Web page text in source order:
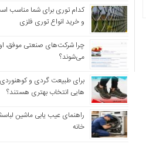
کدام توری برای شما مناسب
و خرید انواع توری فلزی
چرا شرکت‌های صنعتی موفق،
می‌شوند؟
برای طبیعت گردی و
هایی انتخاب بهتری هستند؟
راهنمای عیب یابی ماشین
خانه